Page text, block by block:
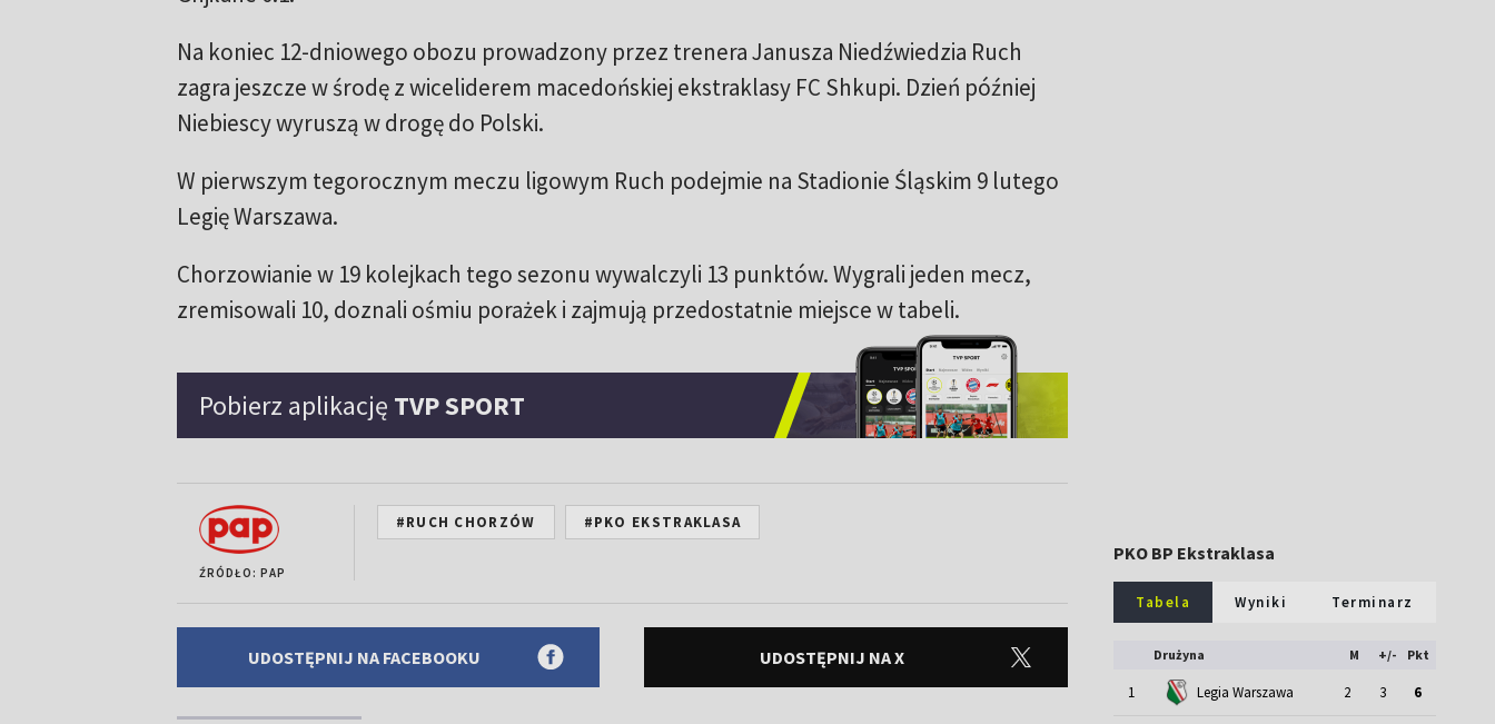
Na koniec 12-dniowego obozu prowadzony przez trenera Janusza Niedźwiedzia Ruch
zagra jeszcze w środę z wiceliderem macedońskiej ekstraklasy FC Shkupi. Dzień później
Niebiescy wyruszą w drogę do Polski.
W pierwszym tegorocznym meczu ligowym Ruch podejmie na Stadionie Śląskim 9 lutego
Legię Warszawa.
Chorzowianie w 19 kolejkach tego sezonu wywalczyli 13 punktów. Wygrali jeden mecz,
zremisowali 10, doznali ośmiu porażek i zajmują przedostatnie miejsce w tabeli.
Pobierz aplikację TVP SPORT
ŹRÓDŁO: PAP
#RUCH CHORZÓW #PKO EKSTRAKLASA
UDOSTĘPNIJ NA FACEBOOKU UDOSTĘPNIJ NA X
PKO BP Ekstraklasa
Tabela Wyniki Terminarz
Drużyna M +/- Pkt
1 Legia Warszawa 2 3 6